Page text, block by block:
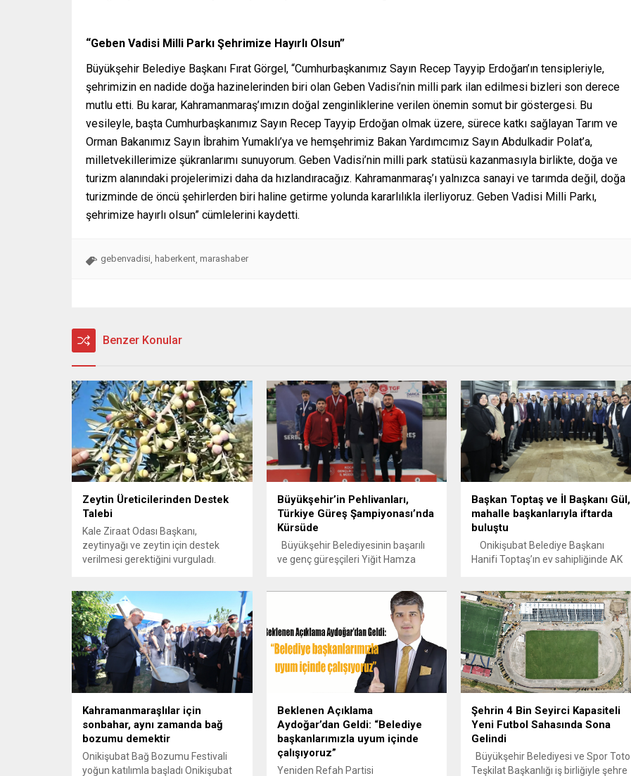
“Geben Vadisi Milli Parkı Şehrimize Hayırlı Olsun”
Büyükşehir Belediye Başkanı Fırat Görgel, “Cumhurbaşkanımız Sayın Recep Tayyip Erdoğan’ın tensipleriyle,
şehrimizin en nadide doğa hazinelerinden biri olan Geben Vadisi’nin milli park ilan edilmesi bizleri son derece
mutlu etti. Bu karar, Kahramanmaraş’ımızın doğal zenginliklerine verilen önemin somut bir göstergesi. Bu
vesileyle, başta Cumhurbaşkanımız Sayın Recep Tayyip Erdoğan olmak üzere, sürece katkı sağlayan Tarım ve
Orman Bakanımız Sayın İbrahim Yumaklı’ya ve hemşehrimiz Bakan Yardımcımız Sayın Abdulkadir Polat’a,
milletvekillerimize şükranlarımı sunuyorum. Geben Vadisi’nin milli park statüsü kazanmasıyla birlikte, doğa ve
turizm alanındaki projelerimizi daha da hızlandıracağız. Kahramanmaraş’ı yalnızca sanayi ve tarımda değil, doğa
turizminde de öncü şehirlerden biri haline getirme yolunda kararlılıkla ilerliyoruz. Geben Vadisi Milli Parkı,
şehrimize hayırlı olsun” cümlelerini kaydetti.
gebenvadisi, haberkent, marashaber
Benzer Konular
Zeytin Üreticilerinden Destek
Talebi
Kale Ziraat Odası Başkanı,
zeytinyağı ve zeytin için destek
verilmesi gerektiğini vurguladı.
Büyükşehir’in Pehlivanları,
Türkiye Güreş Şampiyonası’nda
Kürsüde
Büyükşehir Belediyesinin başarılı
ve genç güreşçileri Yiğit Hamza
düzenlenen U-17 Serbest Güreş
Türkiye Güreş Şampiyonası’nda
elde ettikleri başarılarla şehri
gururlandırdı. Kahramanmaraş
Büyükşehir Belediyesinin sporcuları,
ulusal ve uluslararası arenada elde
ettikleri başarılarla şehrin adını
Bu kapsamda Büyükşehir...
Başkan Toptaş ve İl Başkanı Gül,
mahalle başkanlarıyla iftarda
buluştu
Onikişubat Belediye Başkanı
Hanifi Toptaş’ın ev sahipliğinde AK
Durdu Safa Kekeç’in katılımıyla
düzenlenen iftar programı, AK
Parti’nin Onikişubat ilçesindeki
mahalle başkanlarını bir araya
getirdi. Hane ziyaretleri ve iftar
programlarıyla Ramazan-ı Şerif’i
dolu dolu geçiren Onikişubat
Kahramanmaraşlılar için
sonbahar, aynı zamanda bağ
bozumu demektir
Onikişubat Bağ Bozumu Festivali
yoğun katılımla başladı Onikişubat
Beklenen Açıklama
Aydoğar’dan Geldi: “Belediye
başkanlarımızla uyum içinde
çalışıyoruz”
Yeniden Refah Partisi
Şehrin 4 Bin Seyirci Kapasiteli
Yeni Futbol Sahasında Sona
Gelindi
Büyükşehir Belediyesi ve Spor Toto
Teşkilat Başkanlığı iş birliğiyle şehre